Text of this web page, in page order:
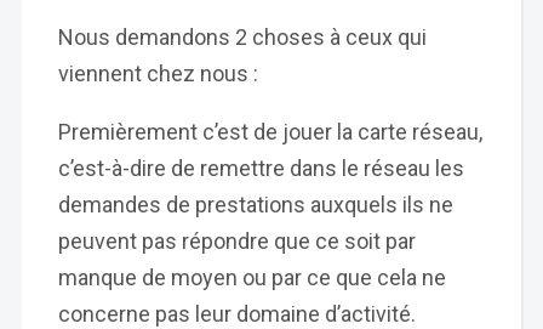
Nous demandons 2 choses à ceux qui
viennent chez nous :
Premièrement c’est de jouer la carte réseau,
c’est-à-dire de remettre dans le réseau les
demandes de prestations auxquels ils ne
peuvent pas répondre que ce soit par
manque de moyen ou par ce que cela ne
concerne pas leur domaine d’activité.